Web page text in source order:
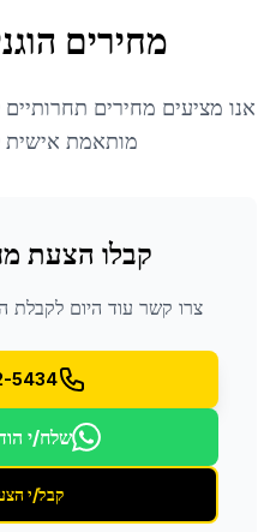
מחירים
אנו מציעים מחירים
מותאמת אישית
קבלו הצעת
צרו קשר עוד היום לקבלת
5434
שלח/י
קבל/י